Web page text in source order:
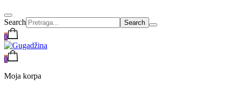
Search
0
0
Moja korpa